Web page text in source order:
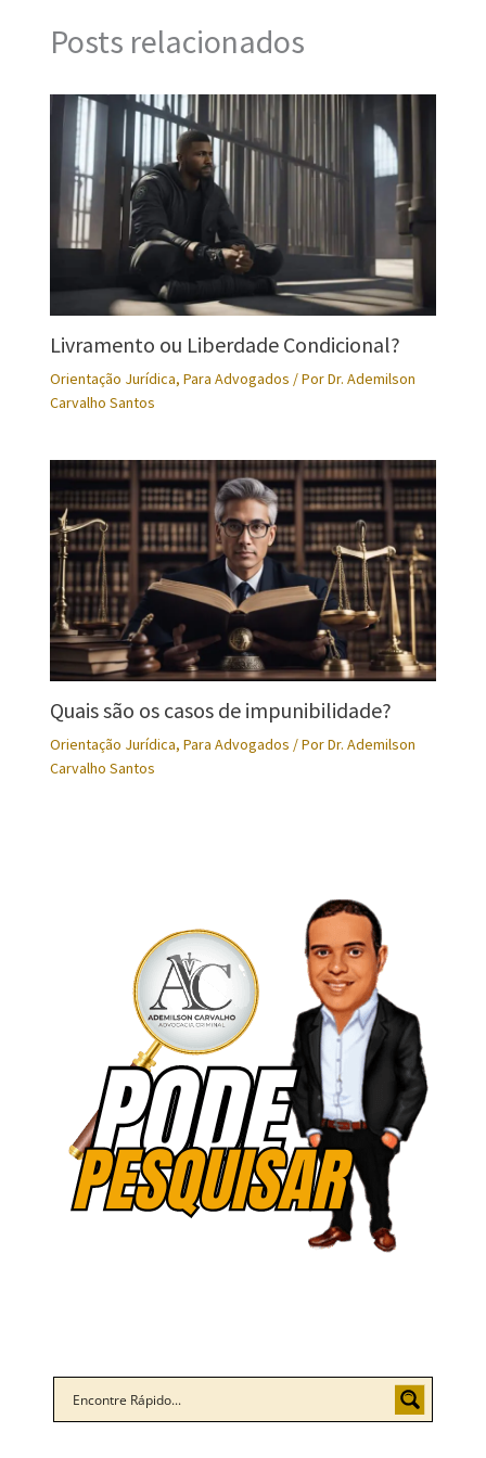
Posts relacionados
Livramento ou Liberdade Condicional?
Orientação Jurídica, Para Advogados / PorDr. Ademilson
Carvalho Santos
Quais são os casos de impunibilidade?
Orientação Jurídica, Para Advogados / PorDr. Ademilson
Carvalho Santos